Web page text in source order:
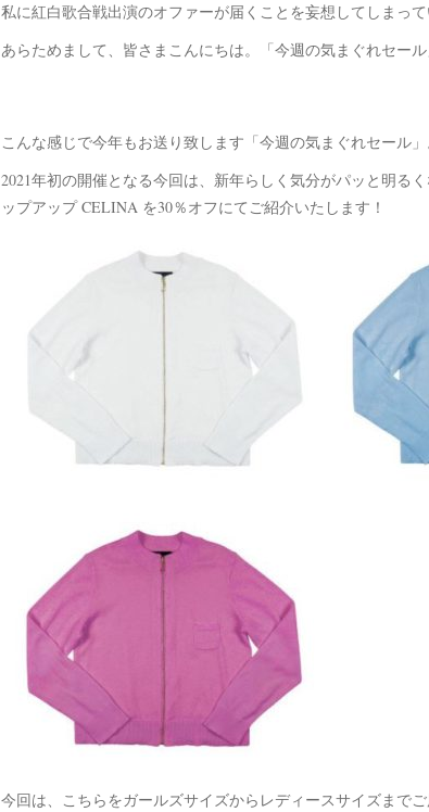
私に紅白歌合戦出演のオファーが届くことを妄想してしまっ
あらためまして、皆さまこんにちは。「今週の気まぐれセール
こんな感じで今年もお送り致します「今週の気まぐれセール」
2021年初の開催となる今回は、新年らしく気分がパッと明る
ップアップ CELINA を30％オフにてご紹介いたします！
今回は、こちらをガールズサイズからレディースサイズまでご